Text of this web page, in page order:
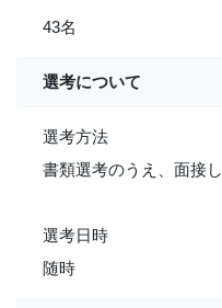
43名
選考について
選考方法
書類選考のうえ、面接
選考日時
随時